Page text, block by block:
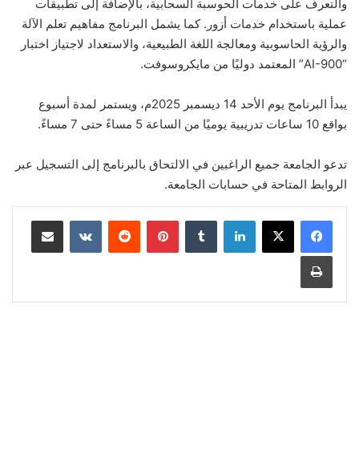
والتعرف على خدمات الحوسبة السحابية، بالإضافة إلى تطبيقات
عملية باستخدام خدمات أزور. كما يشمل البرنامج مفاهيم تعلم الآلة
والرؤية الحاسوبية ومعالجة اللغة الطبيعية، والاستعداد لاجتياز اختبار
“AI-900” المعتمد دوليًا من مايكروسوفت.
يبدأ البرنامج يوم الأحد 14 ديسمبر 2025م، ويستمر لمدة أسبوع
بواقع 10 ساعات تدريبية يوميًا من الساعة 5 مساءً حتى 7 مساءً.
تدعو الجامعة جميع الراغبين في الالتحاق بالبرنامج إلى التسجيل عبر
الروابط المتاحة في حسابات الجامعة.
لينكدإن بينتيريست